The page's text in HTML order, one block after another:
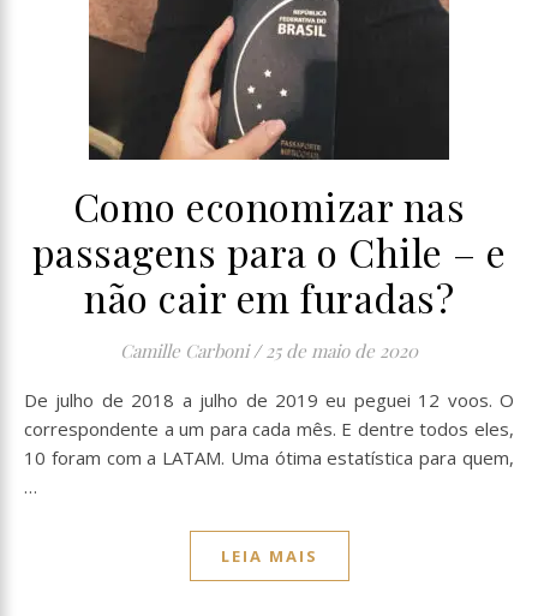
Como economizar nas
passagens para o Chile – e
não cair em furadas?
Camille Carboni / 25 de maio de 2020
De julho de 2018 a julho de 2019 eu peguei 12 voos. O
correspondente a um para cada mês. E dentre todos eles,
10 foram com a LATAM. Uma ótima estatística para quem,
…
LEIA MAIS